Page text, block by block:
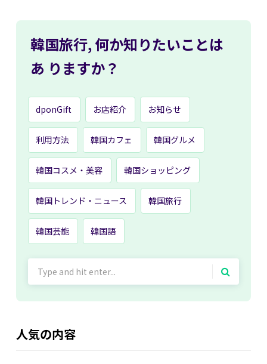
韓国旅行, 何か知りたいことは
あ りますか？
dponGift お店紹介 お知らせ
利用方法 韓国カフェ 韓国グルメ
韓国コスメ・美容 韓国ショッピング
韓国トレンド・ニュース 韓国旅行
韓国芸能 韓国語
人気の内容